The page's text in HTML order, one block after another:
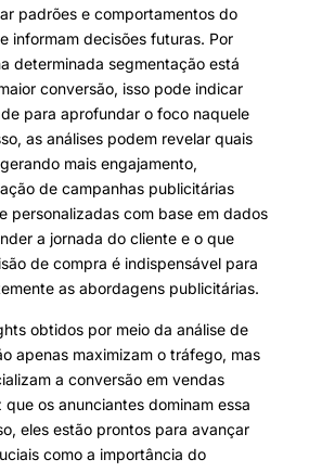
padrões e comportamentos do
informam decisões futuras. Por
determinada segmentação está
conversão, isso pode indicar
para aprofundar o foco naquele
as análises podem revelar quais
mais engajamento,
de campanhas publicitárias
personalizadas com base em dados
a jornada do cliente e o que
de compra é indispensável para
as abordagens publicitárias.
obtidos por meio da análise de
apenas maximizam o tráfego, mas
a conversão em vendas
que os anunciantes dominam essa
eles estão prontos para avançar
como a importância do